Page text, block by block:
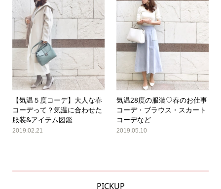
【気温５度コーデ】大人な春
コーデって？気温に合わせた
服装&アイテム図鑑
2019.02.21
気温28度の服装♡春のお仕事
コーデ・ブラウス・スカート
コーデなど
2019.05.10
PICKUP